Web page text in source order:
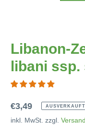
Libanon-
libani ssp.
Normaler
Preis
€3,49 AUSVERKAUFT
inkl. MwSt. zzgl.